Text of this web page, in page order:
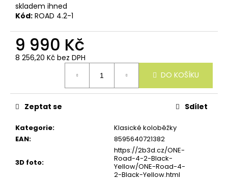
skladem ihned
Kód: ROAD 4.2-1
9 990 Kč
8 256,20 Kč bez DPH
DO KOŠÍKU
Kategorie:
Klasické koloběžky
EAN: 8595640721382
3D foto:
https://2b3d.cz/ONE-
Road-4-2-Black-
Yellow/ONE-Road-4-
2-Black-Yellow.html
Zeptat se Sdílet
o
u
m